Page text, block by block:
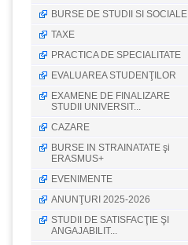
BURSE DE STUDII SI SOCIALE
TAXE
PRACTICA DE SPECIALITATE
EVALUAREA STUDENŢILOR
EXAMENE DE FINALIZARE
STUDII UNIVERSIT...
CAZARE
BURSE IN STRAINATATE şi
ERASMUS+
EVENIMENTE
ANUNŢURI 2025-2026
STUDII DE SATISFACŢIE ŞI
ANGAJABILIT...